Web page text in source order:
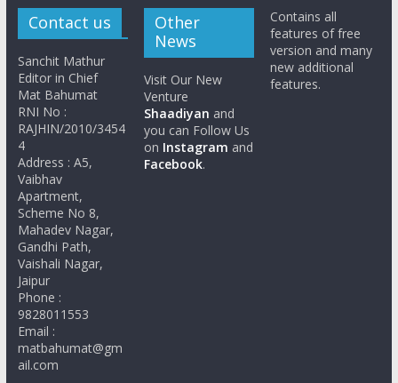
Contact us
Sanchit Mathur
Editor in Chief
Mat Bahumat
RNI No :
RAJHIN/2010/3454
4
Address : A5,
Vaibhav
Apartment,
Scheme No 8,
Mahadev Nagar,
Gandhi Path,
Vaishali Nagar,
Jaipur
Phone :
9828011553
Email :
matbahumat@gm
ail.com
Other
News
Visit Our New
Venture
Shaadiyan and
you can Follow Us
on Instagram and
Facebook.
Contains all
features of free
version and many
new additional
features.